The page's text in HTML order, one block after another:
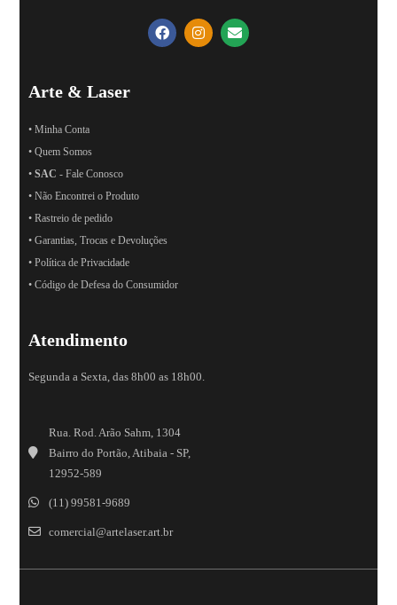
Arte & Laser
• Minha Conta
• Quem Somos
•SAC - Fale Conosco
• Não Encontrei o Produto
• Rastreio de pedido
• Garantias, Trocas e Devoluções
• Política de Privacidade
• Código de Defesa do Consumidor
Atendimento
Segunda a Sexta, das 8h00 as 18h00.
Rua. Rod. Arão Sahm, 1304
Bairro do Portão, Atibaia - SP,
12952-589
(11) 99581-9689
comercial@artelaser.art.br